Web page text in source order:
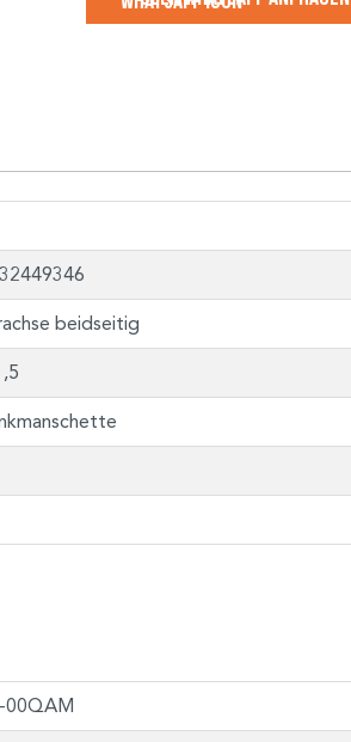
beidseitig
00QAM